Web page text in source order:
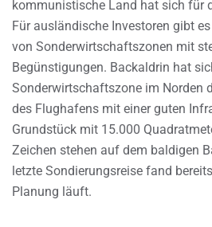
kommunistische Land hat sich für
Für ausländische Investoren gibt
von Sonderwirtschaftszonen mit
Begünstigungen. Backaldrin hat
Sonderwirtschaftszone im Norden
des Flughafens mit einer guten
Grundstück mit 15.000
Zeichen stehen auf dem baldigen
letzte Sondierungsreise fand
Planung läuft.